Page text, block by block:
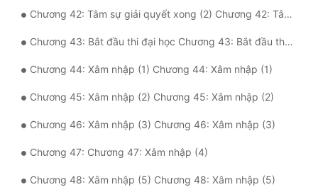
Đẹp Hiệp
Tính Cách Nhân Vật :
Cơ Trí
Chương 42: Tâm sự giải quyết xong (2) Chương 42: Tâm sự giải quyết xong (2)
Chương 43: Bắt đầu thi đại học Chương 43: Bắt đầu thi đại học
Chương 44: Xâm nhập (1) Chương 44: Xâm nhập (1)
Chương 45: Xâm nhập (2) Chương 45: Xâm nhập (2)
Chương 46: Xâm nhập (3) Chương 46: Xâm nhập (3)
Chương 47: Chương 47: Xâm nhập (4)
Chương 48: Xâm nhập (5) Chương 48: Xâm nhập (5)